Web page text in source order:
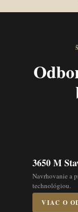
3650 M
Navrhovanie a
technológiou.
VIAC O